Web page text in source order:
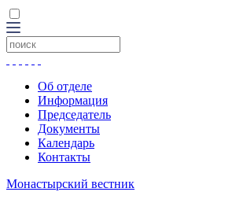
Об отделе
Информация
Председатель
Документы
Календарь
Контакты
Монастырский вестник